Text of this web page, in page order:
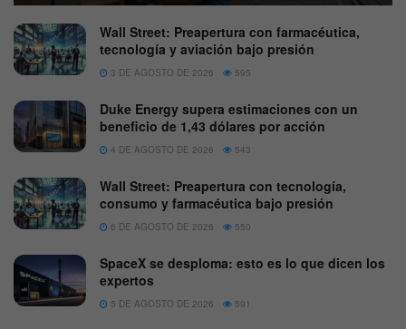
Wall Street: Preapertura con farmacéutica,
tecnología y aviación bajo presión
3 DE AGOSTO DE 2026 595
Duke Energy supera estimaciones con un
beneficio de 1,43 dólares por acción
4 DE AGOSTO DE 2026 543
Wall Street: Preapertura con tecnología,
consumo y farmacéutica bajo presión
6 DE AGOSTO DE 2026 550
SpaceX se desploma: esto es lo que dicen los
expertos
5 DE AGOSTO DE 2026 591